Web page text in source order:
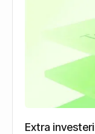
Extra